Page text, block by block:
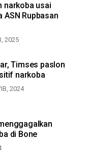
narkoba usai
ASN Rupbasan
2025
Timses paslon
narkoba
2024
di Bone